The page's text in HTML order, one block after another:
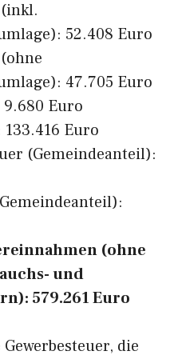
52.408 Euro
47.705 Euro
Euro
Euro
(Gemeindeanteil):
(ohne
und
579.261 Euro
die